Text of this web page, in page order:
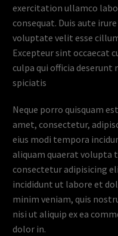
exercitation ullamco
consequat. Duis aute
voluptate velit esse
Excepteur sint occaecat
culpa qui officia
spiciatis
Neque porro quisquam
amet, consectetur,
eius modi tempora
aliquam quaerat volupta
consectetur adipisicing
incididunt ut labore et
minim veniam, quis
nisi ut aliquip ex ea
dolor in.